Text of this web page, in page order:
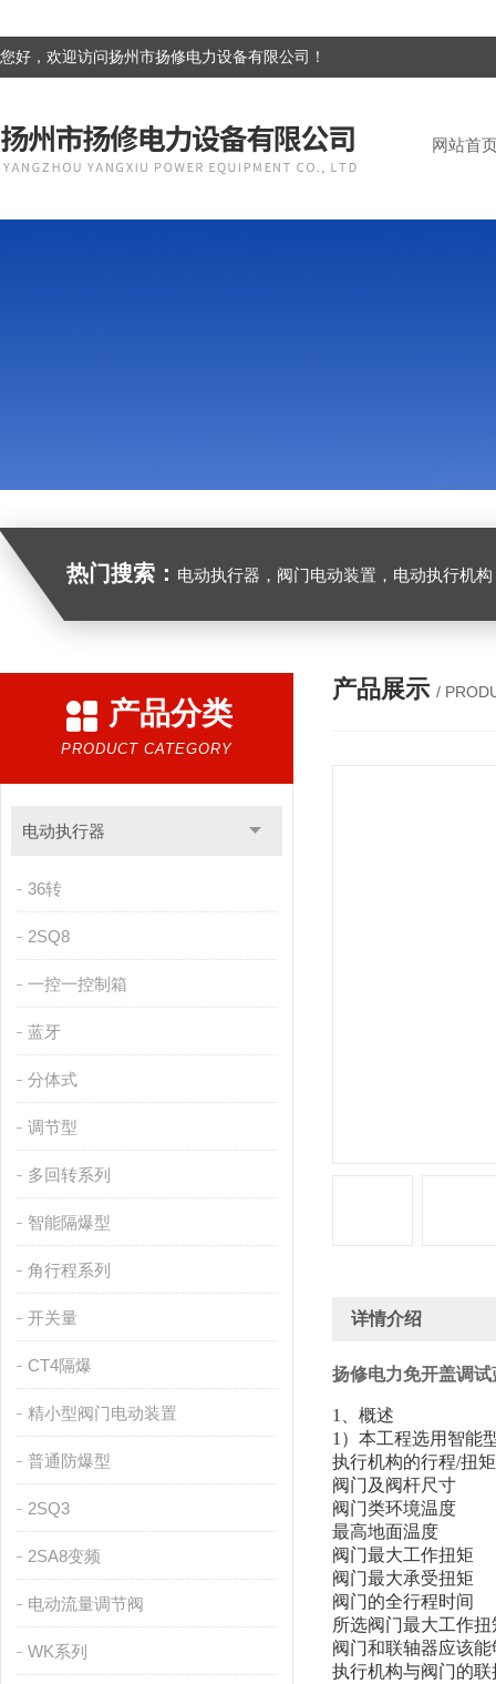
您好，欢迎访问扬州市扬修电力设备有限公司！
网站首
热门搜索： 电动执行器，阀门电动装置，电动执行机构，阀门驱动装置，电动头，角行
产品分类
PRODUCT CATEGORY
电动执行器
36转
2SQ8
一控一控制箱
蓝牙
分体式
调节型
多回转系列
智能隔爆型
角行程系列
开关量
CT4隔爆
精小型阀门电动装置
普通防爆型
2SQ3
2SA8变频
电动流量调节阀
WK系列
产品展示 /
详情介绍
扬修电力免开盖调
1、概述
1）本工程选用智能
执行机构的行程/扭
阀门及阀杆尺寸
阀门类环境温度
最高地面温度
阀门最大工作扭矩
阀门最大承受扭矩
阀门的全行程时间
所选阀门最大工作
阀门和联轴器应该
执行机构与阀门的